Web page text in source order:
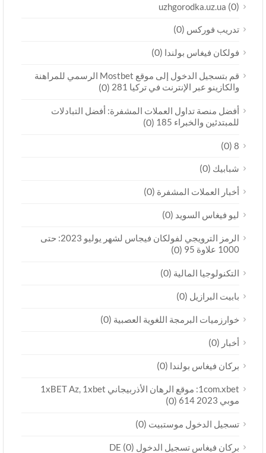
uzhgorodka.uz.ua(0)
تدريب فوركس(0)
فولكان فيغاس بولندا(0)
قم بتسجيل الدخول إلى موقع Mostbet الرسمي للمراهنة
والكازينو عبر الإنترنت في تركيا 281 (0)
أفضل منصة تداول العملات المشفرة: أفضل التبادلات
للمبتدئين والخبراء 185 (0)
8
(0)
شبابيك(0)
أخبار العملات المشفرة(0)
ليو فيغاس السويد(0)
الرمز الترويجي لفولكان فيجاس لشهر يوليو 2023: حتى
1000 علاوة 95 (0)
التكنولوجيا المالية(0)
بابيت البرازيل (0)
خوارزميات البرمجة اللغوية العصبية(0)
أخبار(0)
بركان فيغاس بولندا(0)
1com.xbet: موقع الرهان الأذربيجاني 1xBET Az, 1xbet
موبي 2023 614 (0)
تسجيل الدخول موستبيت(0)
بركان فيغاس تسجيل الدخول DE(0)